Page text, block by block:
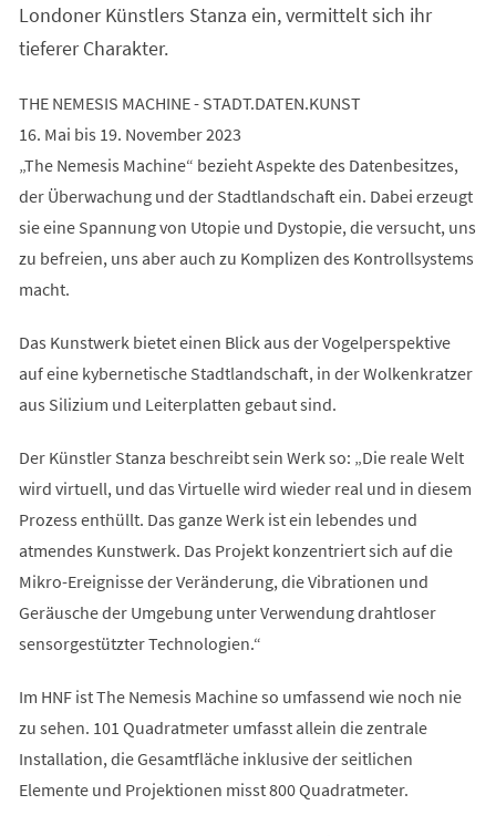
Londoner Künstlers Stanza ein, vermittelt sich ihr
tieferer Charakter.
THE NEMESIS MACHINE - STADT.DATEN.KUNST
16. Mai bis 19. November 2023
„The Nemesis Machine“ bezieht Aspekte des Datenbesitzes,
der Überwachung und der Stadtlandschaft ein. Dabei erzeugt
sie eine Spannung von Utopie und Dystopie, die versucht, uns
zu befreien, uns aber auch zu Komplizen des Kontrollsystems
macht.
Das Kunstwerk bietet einen Blick aus der Vogelperspektive
auf eine kybernetische Stadtlandschaft, in der Wolkenkratzer
aus Silizium und Leiterplatten gebaut sind.
Der Künstler Stanza beschreibt sein Werk so: „Die reale Welt
wird virtuell, und das Virtuelle wird wieder real und in diesem
Prozess enthüllt. Das ganze Werk ist ein lebendes und
atmendes Kunstwerk. Das Projekt konzentriert sich auf die
Mikro-Ereignisse der Veränderung, die Vibrationen und
Geräusche der Umgebung unter Verwendung drahtloser
sensorgestützter Technologien.“
Im HNF ist The Nemesis Machine so umfassend wie noch nie
zu sehen. 101 Quadratmeter umfasst allein die zentrale
Installation, die Gesamtfläche inklusive der seitlichen
Elemente und Projektionen misst 800 Quadratmeter.